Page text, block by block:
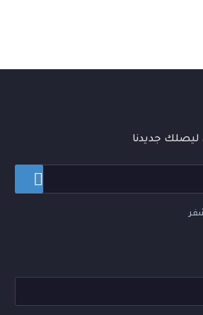
ليصلك جديدنا